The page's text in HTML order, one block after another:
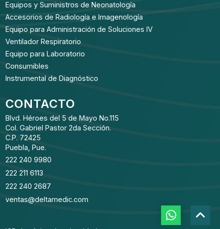
Equipos y Suministros de Neonatología
Accesorios de Radiología e Imagenología
Equipo para Administración de Soluciones IV
Ventilador Respiratorio
Equipo para Laboratorio
Consumibles
Instrumental de Diagnóstico
CONTACTO
Blvd. Héroes del 5 de Mayo No.115
Col. Gabriel Pastor 2da Sección.
C.P. 72425
Puebla, Pue.
222 240 9980
222 211 6113
222 240 2687
ventas@deltamedic.com